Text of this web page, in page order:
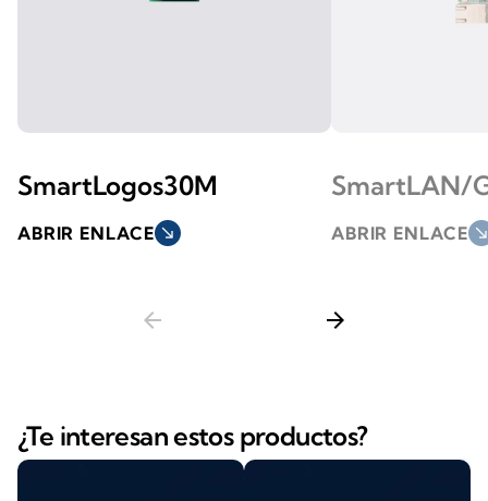
SmartLogos30M
ABRIR ENLACE south_east
SmartLAN/
ABRIR ENLACE
arrow_back arrow_forward
¿Te interesan estos productos?